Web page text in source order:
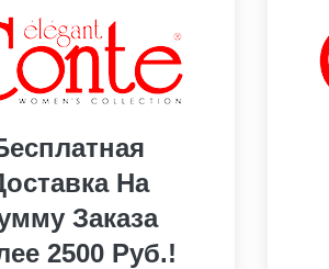
На
Заказа
2500 Руб.!